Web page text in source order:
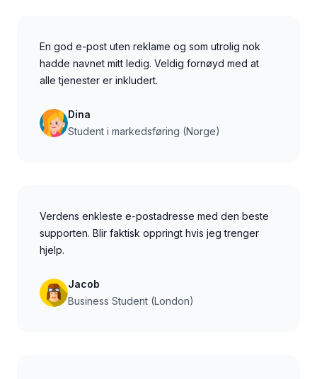
En god e-post uten reklame og som utrolig nok
hadde navnet mitt ledig. Veldig fornøyd med at
alle tjenester er inkludert.
Dina
Student i markedsføring (Norge)
Verdens enkleste e-postadresse med den beste
supporten. Blir faktisk oppringt hvis jeg trenger
hjelp.
Jacob
Business Student (London)